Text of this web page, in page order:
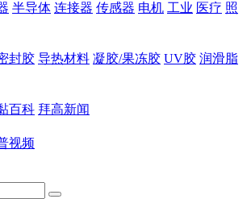
半导体 连接器 传感器 电机 工业 医疗 照
封胶 导热材料 凝胶/果冻胶 UV胶 润滑脂
百科 拜高新闻
视频